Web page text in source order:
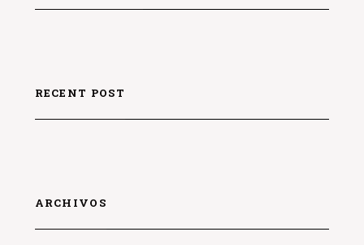
RECENT POST
ARCHIVOS